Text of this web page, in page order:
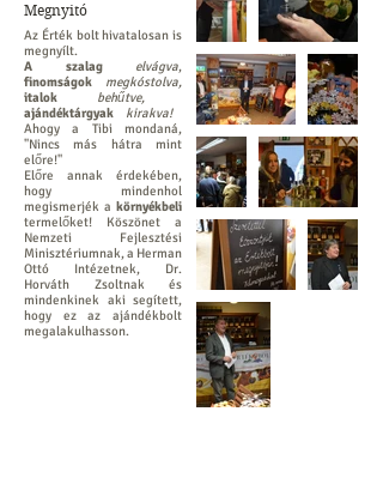
Megnyitó
Az Érték bolt hivatalosan is
megnyílt.
A szalag elvágva,
finomságok megkóstolva,
italok behűtve,
ajándéktárgyak kirakva!
Ahogy a Tibi mondaná,
"Nincs más hátra mint
előre!"
Előre annak érdekében,
hogy mindenhol
megismerjék a környékbeli
termelőket! Köszönet a
Nemzeti Fejlesztési
Minisztériumnak, a Herman
Ottó Intézetnek, Dr.
Horváth Zsoltnak és
mindenkinek aki segített,
hogy ez az ajándékbolt
megalakulhasson.